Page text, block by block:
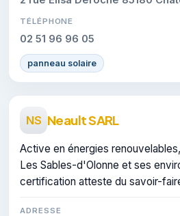
TÉLÉPHONE
02 51 96 96 05
panneau solaire
NS Neault SARL
Active en énergies
Les Sables-d'Olonne et ses
certification atteste du savoir-
ADRESSE